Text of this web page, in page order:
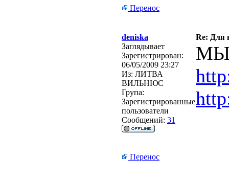
Перенос
deniska
Re: Для
Заглядывает
Зарегистрирован:
06/05/2009 23:27
Из: ЛИТВА
ВИЛЬНЮС
Група:
Зарегистрированные
пользователи
Сообщений: 31
Перенос